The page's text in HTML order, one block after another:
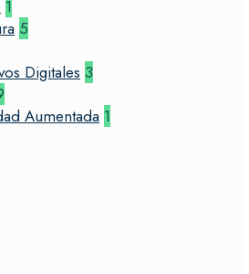
1
5
Digitales 3
Aumentada 1